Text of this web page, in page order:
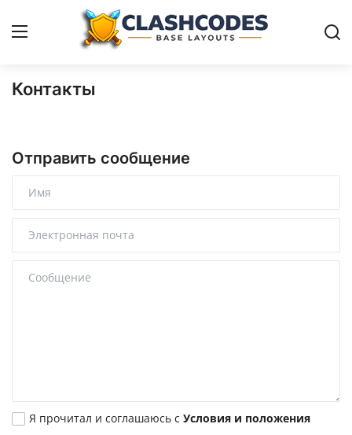
Контакты
Отправить сообщение
Я прочитал и соглашаюсь с Условия и положения